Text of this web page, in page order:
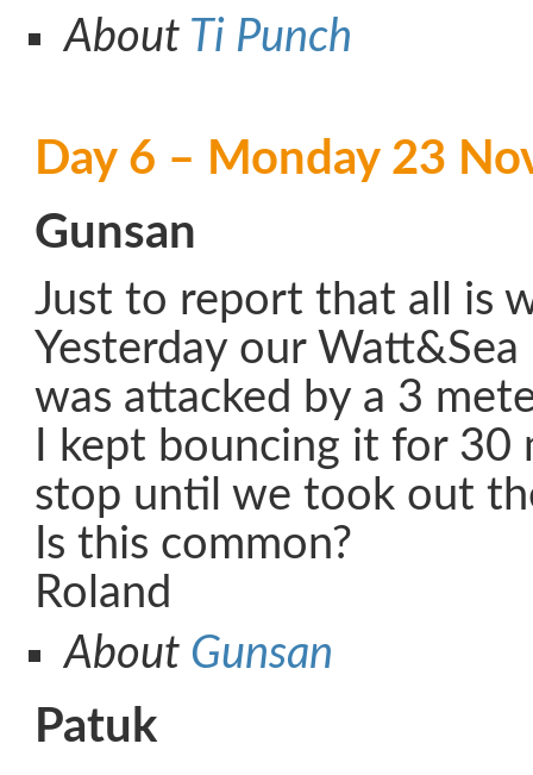
About Ti Punch
Day 6 – Monday 23
Gunsan
Just to report that all is
Yesterday our
was attacked by a 3
I kept bouncing it for
stop until we took out
Is this common?
Roland
About Gunsan
Patuk